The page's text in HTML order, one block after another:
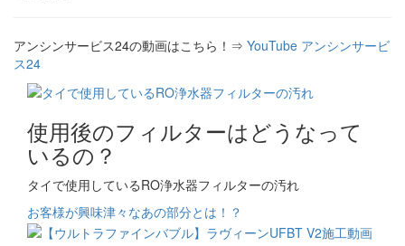
アンシンサービス24の動画はこちら！⇒ YouTube アンシンサービ
ス24
使用後のフィルターはどうなって
いるの？
タイで使用しているRO浄水器フィルターの汚れ
お客様が興味津々なあの部分とは！？